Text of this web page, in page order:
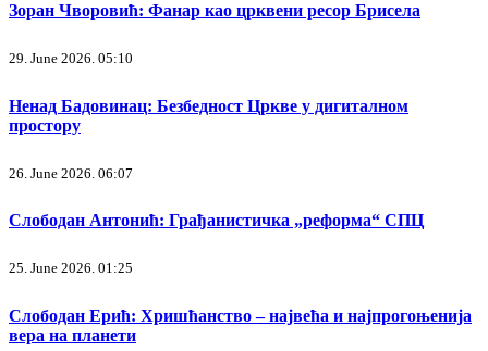
Зоран Чворовић: Фанар као црквени ресор Брисела
29. June 2026. 05:10
Ненад Бадовинац: Безбедност Цркве у дигиталном
простору
26. June 2026. 06:07
Слободан Антонић: Грађанистичка „реформа“ СПЦ
25. June 2026. 01:25
Слободан Ерић: Хришћанство – највећа и најпрогоњенија
вера на планети